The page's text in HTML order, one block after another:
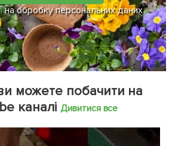
на обробку персональних даних
можете побачити на
каналі Дивитися все